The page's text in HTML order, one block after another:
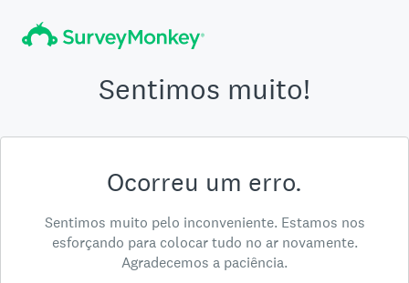
Sentimos muito!
Ocorreu um erro.
Sentimos muito pelo inconveniente. Estamos nos
esforçando para colocar tudo no ar novamente.
Agradecemos a paciência.